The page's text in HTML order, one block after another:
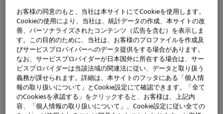
表示
2023年12月18日 ニュース
オリンパス株式会社 役員人事
2023年12月11日 ニュース
お客様の同意のもと、当社は本サイトにてCookieを使用します。
Cookieの使用により、当社は、統計データの作成、本サイトの改
善、パーソナライズされたコンテンツ（広告を含む）を表示しま
す。この目的のために、当社は、お客様のプロファイルを作成及
びサービスプロバイバーへのデータ提供をする場合があります。
なお、サービスプロバイダーが日本国外に所在する場合は、サー
ビスプロバイダーは当該法域の関連法に従い、データと取り扱う
義務が課せられます。詳細は、本サイトのフッタにある「個人情
報の取り扱いについて」とCookie設定にて確認できます。「全て
のCookiesを承認する」をクリックすると、お客様は、上記内
容、「個人情報の取り扱いについて」、Cookie設定に従い全ての